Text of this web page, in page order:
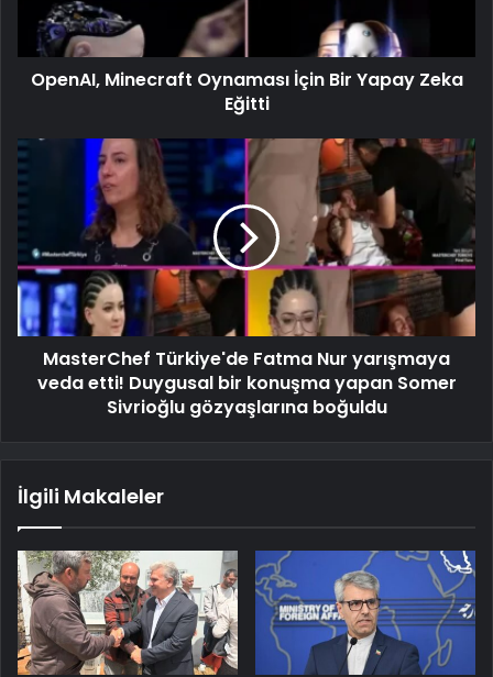
OpenAI, Minecraft Oynaması İçin Bir Yapay Zeka
Eğitti
MasterChef Türkiye'de Fatma Nur yarışmaya
veda etti! Duygusal bir konuşma yapan Somer
Sivrioğlu gözyaşlarına boğuldu
İlgili Makaleler